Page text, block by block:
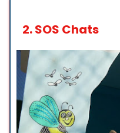
les
Merci
2.SOS Chats